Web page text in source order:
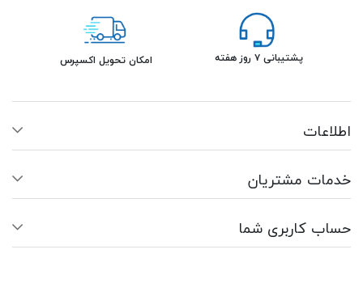
پشتیبانی ۷ روز هفته امکان تحویل اکسپرس
اطلاعات
خدمات مشتریان
حساب کاربری شما